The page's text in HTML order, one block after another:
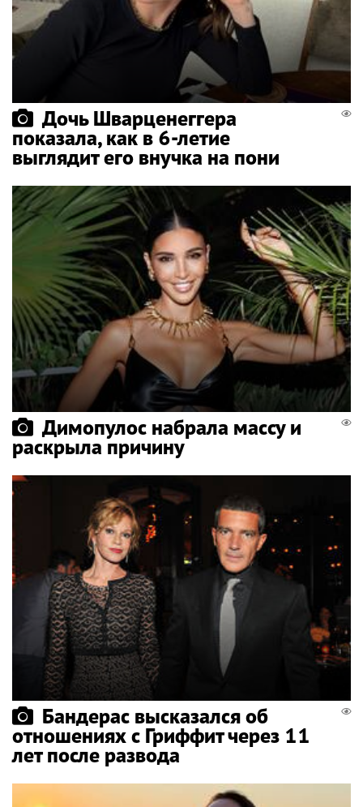
Дочь Шварценеггера
показала, как в 6-летие
выглядит его внучка на пони
Димопулос набрала массу и
раскрыла причину
Бандерас высказался об
отношениях с Гриффит через 11
лет после развода